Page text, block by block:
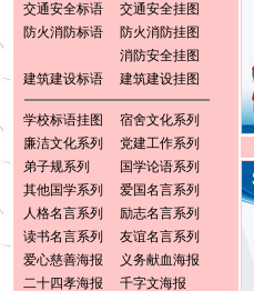
交通安全标语
交通安全挂图
防火消防标语
防火消防挂图
消防安全挂图
建筑建设标语
建筑建设挂图
学校标语挂图
宿舍文化系列
廉洁文化系列
党建工作系列
弟子规系列
国学论语系列
其他国学系列
爱国名言系列
人格名言系列
励志名言系列
读书名言系列
友谊名言系列
爱心慈善海报
义务献血海报
二十四孝海报
千字文海报